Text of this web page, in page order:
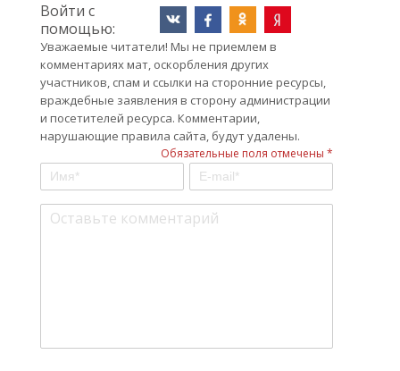
Войти с
помощью:
Уважаемые читатели! Мы не приемлем в
комментариях мат, оскорбления других
участников, спам и ссылки на сторонние ресурсы,
враждебные заявления в сторону администрации
и посетителей ресурса. Комментарии,
нарушающие правила сайта, будут удалены.
Обязательные поля отмечены *